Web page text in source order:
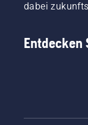
dabei
Entdecken